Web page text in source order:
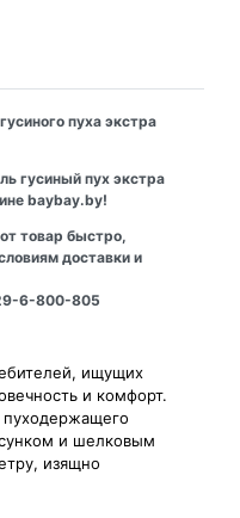
пуха экстра
гусиный пух экстра
baybay.by!
товар быстро,
доставки и
6-800-805
ищущих
и комфорт.
пуходержащего
и шелковым
изящно